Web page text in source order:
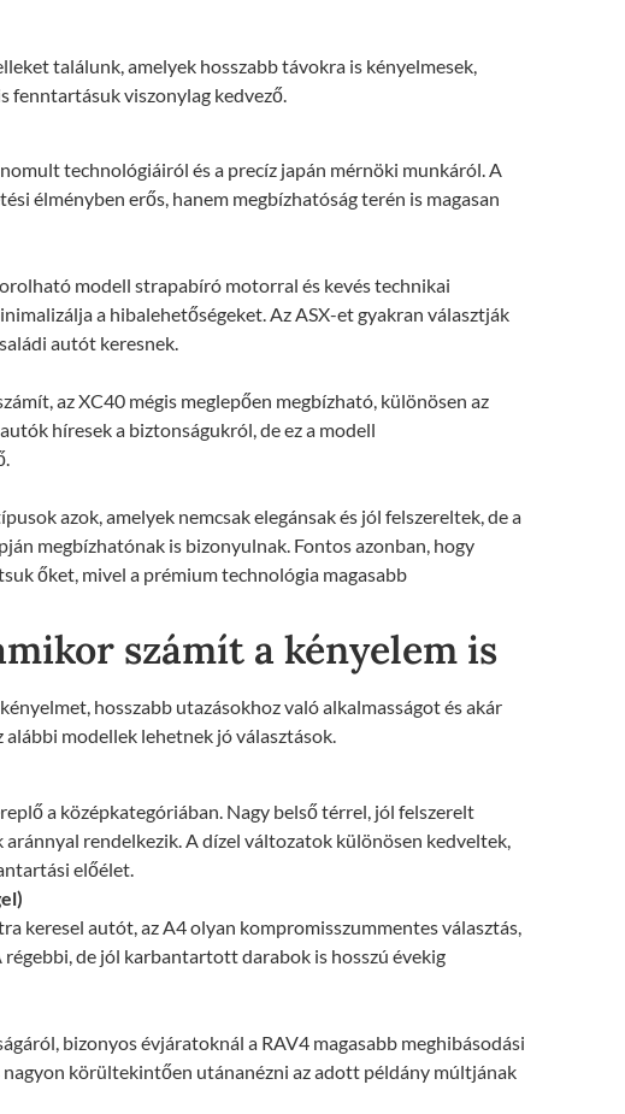
találunk, amelyek hosszabb távokra is kényelmesek,
fenntartásuk viszonylag kedvező.
technológiáiról és a precíz japán mérnöki munkáról. A
élményben erős, hanem megbízhatóság terén is magasan
modell strapabíró motorral és kevés technikai
a hibalehetőségeket. Az ASX-et gyakran választják
autót keresnek.
az XC40 mégis meglepően megbízható, különösen az
híresek a biztonságukról, de ez a modell
azok, amelyek nemcsak elegánsak és jól felszereltek, de a
megbízhatónak is bizonyulnak. Fontos azonban, hogy
őket, mivel a prémium technológia magasabb
számít a kényelem is
hosszabb utazásokhoz való alkalmasságot és akár
modellek lehetnek jó választások.
a középkategóriában. Nagy belső térrel, jól felszerelt
rendelkezik. A dízel változatok különösen kedveltek,
előélet.
keresel autót, az A4 olyan kompromisszummentes választás,
régebbi, de jól karbantartott darabok is hosszú évekig
bizonyos évjáratoknál a RAV4 magasabb meghibásodási
körültekintően utánanézni az adott példány múltjának